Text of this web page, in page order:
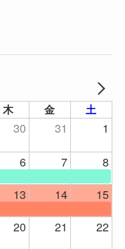
木 金 土
30 31
1
6 7 8
13 14 15
20 21 22